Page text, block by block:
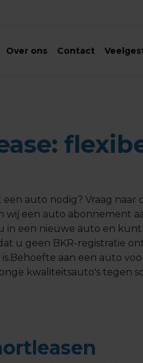
Over ons Contact
auto nodig? Vraag naar
wij een auto abonnement
in een nieuwe auto en
u geen BKR-registratie
aan een auto
kwaliteitsauto's tegen